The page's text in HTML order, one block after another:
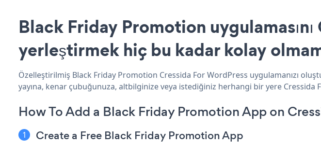
Black Friday Promotion
yerleştirmek hiç bu kadar kolay
Özelleştirilmiş Black Friday Promotion Cressida For WordPress uygulamanızı
yayına, kenar çubuğunuza, altbilginize veya istediğiniz herhangi bir yere Cressida
How To Add a Black Friday Promotion App on
Create a Free Black Friday Promotion App